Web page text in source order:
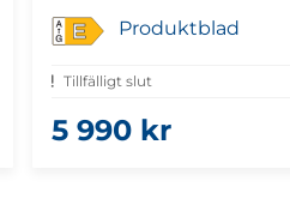
• Dolby Atmos-ljud
• Gaming med VRR
E Produktblad
Tillfälligt slut
5 990 kr